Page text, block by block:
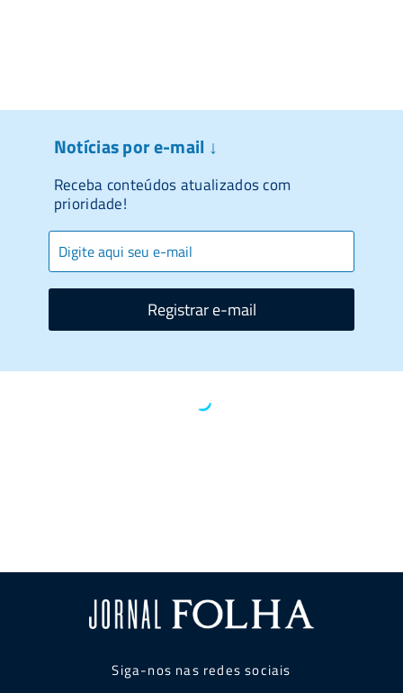
Notícias por e-mail ↓
Receba conteúdos atualizados com
prioridade!
Registrar e-mail
Siga-nos nas redes sociais